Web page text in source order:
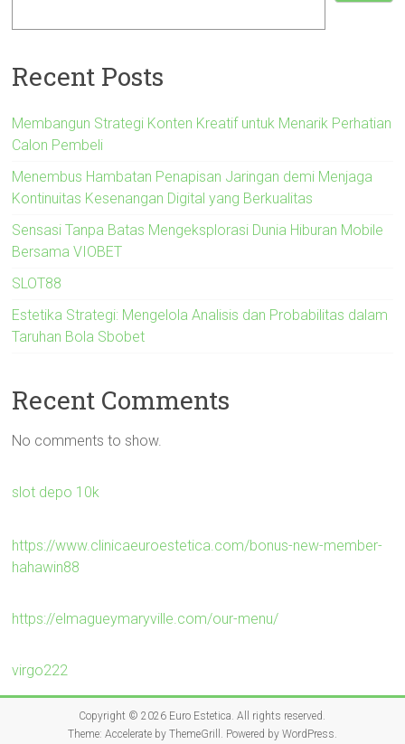
Recent Posts
Membangun Strategi Konten Kreatif untuk Menarik Perhatian
Calon Pembeli
Menembus Hambatan Penapisan Jaringan demi Menjaga
Kontinuitas Kesenangan Digital yang Berkualitas
Sensasi Tanpa Batas Mengeksplorasi Dunia Hiburan Mobile
Bersama VIOBET
SLOT88
Estetika Strategi: Mengelola Analisis dan Probabilitas dalam
Taruhan Bola Sbobet
Recent Comments
No comments to show.
slot depo 10k
https://www.clinicaeuroestetica.com/bonus-new-member-
hahawin88
https://elmagueymaryville.com/our-menu/
virgo222
Copyright © 2026 Euro Estetica . All rights reserved.
Theme: Accelerateby ThemeGrill. Powered by WordPress